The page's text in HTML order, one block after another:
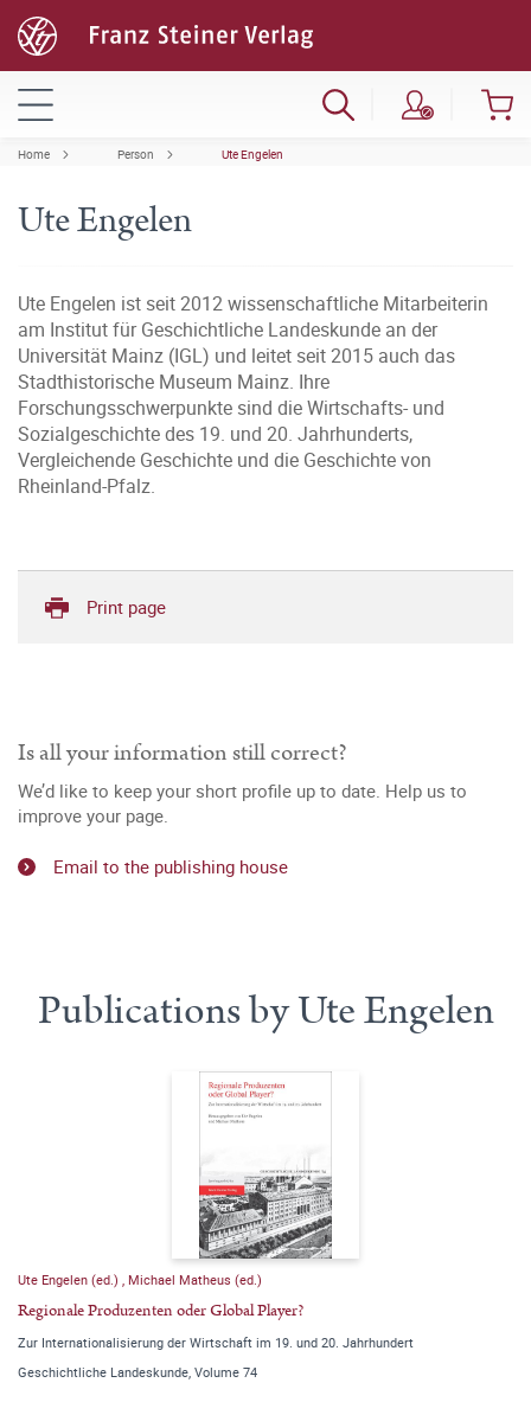
Home Person Ute Engelen
Ute Engelen
Ute Engelen ist seit 2012 wissenschaftliche Mitarbeiterin
am Institut für Geschichtliche Landeskunde an der
Universität Mainz (IGL) und leitet seit 2015 auch das
Stadthistorische Museum Mainz. Ihre
Forschungsschwerpunkte sind die Wirtschafts- und
Sozialgeschichte des 19. und 20. Jahrhunderts,
Vergleichende Geschichte und die Geschichte von
Rheinland-Pfalz.
Print page
Is all your information still correct?
We’d like to keep your short profile up to date. Help us to
improve your page.
Email to the publishing house
Publications by Ute Engelen
Ute Engelen (ed.) Michael Matheus (ed.)
Regionale Produzenten oder Global Player?
Zur Internationalisierung der Wirtschaft im 19. und 20. Jahrhundert
Geschichtliche Landeskunde, Volume 74